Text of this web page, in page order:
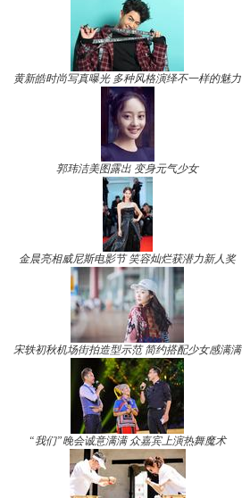
黄新皓时尚写真曝光 多种风格演绎不一样的魅力
郭玮洁美图露出 变身元气少女
金晨亮相威尼斯电影节 笑容灿烂获潜力新人奖
宋轶初秋机场街拍造型示范 简约搭配少女感满满
“我们”晚会诚意满满 众嘉宾上演热舞魔术